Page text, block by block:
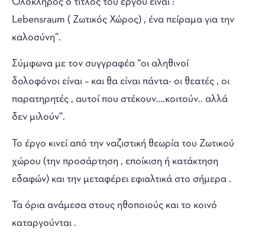
Lebensraum ( Ζωτικός Χώρος) , ένα πείραμα για την
καλοσύνη”.
Σύμφωνα με τον συγγραφέα “οι αληθινοί
δολοφόνοι είναι – και θα είναι πάντα- οι θεατές , οι
παρατηρητές , αυτοί που στέκουν….κοιτούν.. αλλά
δεν μιλούν”.
Το έργο κινεί από την ναζιστική θεωρία του Ζωτικού
χώρου (την προσάρτηση , εποίκιση ή κατάκτηση
εδαφών) και την μεταφέρει εφιαλτικά στο σήμερα .
Τα όρια ανάμεσα στους ηθοποιούς και το κοινό
καταργούνται .